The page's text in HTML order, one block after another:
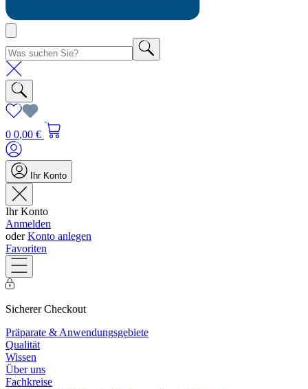
0 0,00 €
Ihr Konto
Ihr Konto
Anmelden
oderKonto anlegen
Favoriten
Sicherer Checkout
Präparate & Anwendungsgebiete
Qualität
Wissen
Über uns
Fachkreise